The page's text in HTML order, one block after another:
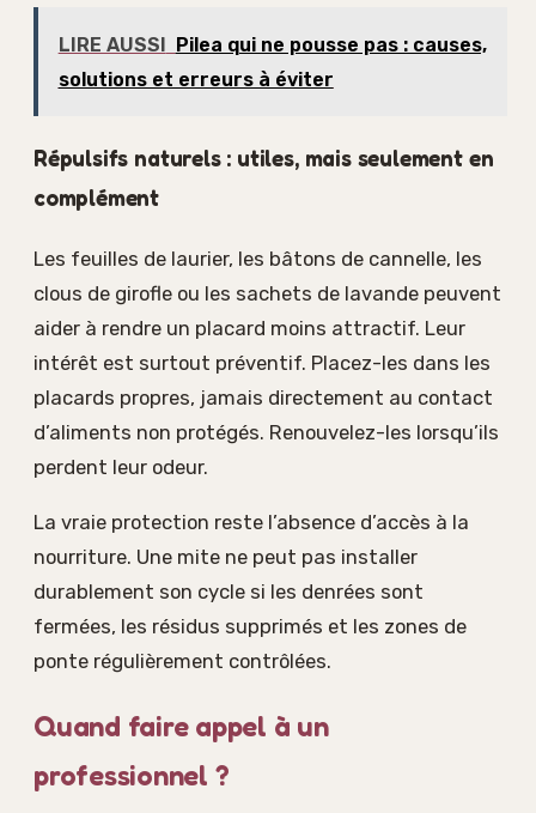
LIRE AUSSI Pilea qui ne pousse pas : causes,
solutions et erreurs à éviter
Répulsifs naturels : utiles, mais seulement en
complément
Les feuilles de laurier, les bâtons de cannelle, les
clous de girofle ou les sachets de lavande peuvent
aider à rendre un placard moins attractif. Leur
intérêt est surtout préventif. Placez-les dans les
placards propres, jamais directement au contact
d’aliments non protégés. Renouvelez-les lorsqu’ils
perdent leur odeur.
La vraie protection reste l’absence d’accès à la
nourriture. Une mite ne peut pas installer
durablement son cycle si les denrées sont
fermées, les résidus supprimés et les zones de
ponte régulièrement contrôlées.
Quand faire appel à un
professionnel ?